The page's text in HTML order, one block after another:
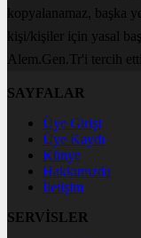
kopyalanamaz, başka
kişi/kişiler için yasal
Alem.Gen.Tr'i tercih
SAYFALAR
Üye Girişi
Üye Kaydı
Künye
Hakkımızda
İletişim
SERVİSLER